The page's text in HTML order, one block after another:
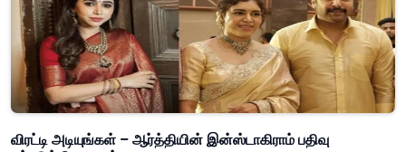
விரட்டி அடியுங்கள் – ஆர்த்தியின் இன்ஸ்டாகிராம் பதிவு